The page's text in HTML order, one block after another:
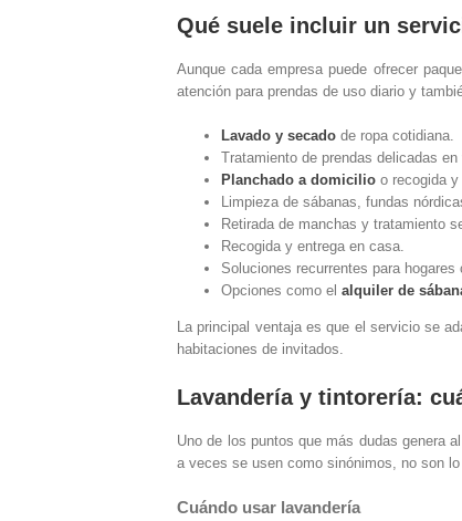
Qué suele incluir un
Aunque cada empresa puede ofrecer
atención para prendas de uso diario y
Lavado y secado de ropa cotidiana.
Tratamiento de prendas delicadas en
Planchado a domicilio o recogida
Limpieza de sábanas, fundas
Retirada de manchas y tratamiento
Recogida y entrega en casa.
Soluciones recurrentes para
Opciones como el alquiler de
La principal ventaja es que el servicio se
habitaciones de invitados.
Lavandería y tintorería:
Uno de los puntos que más dudas genera
a veces se usen como sinónimos, no son
Cuándo usar lavandería